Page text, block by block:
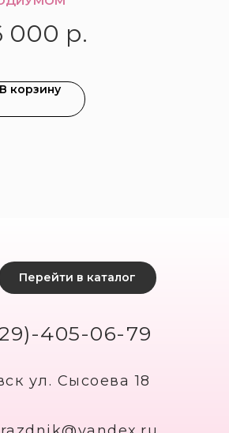
000 р.
В корзину
Перейти в каталог
405-06-79
ул. Сысоева 18